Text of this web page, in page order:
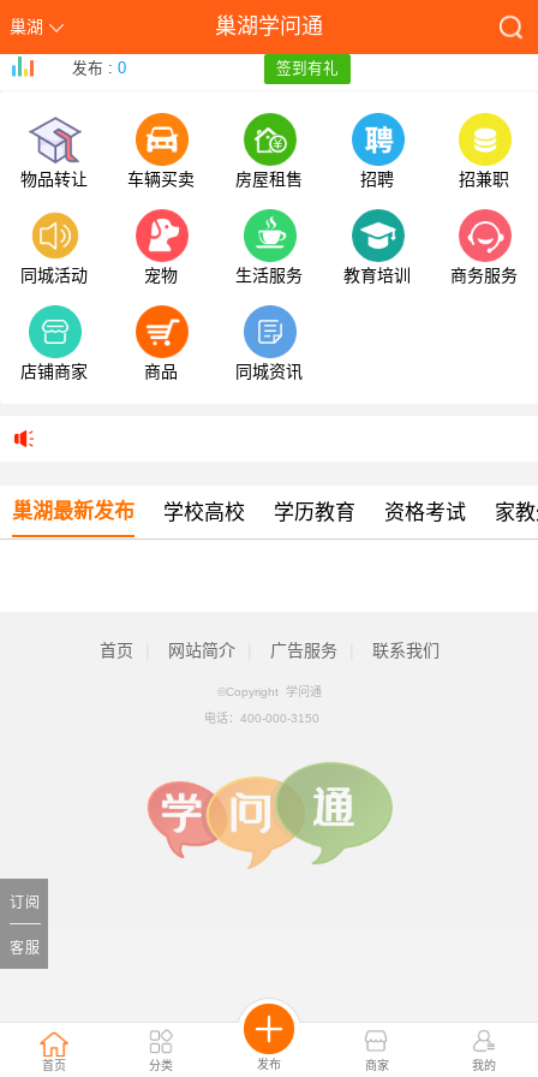
巢湖 巢湖学问通
首页 分类 发布 商家 我的
发布 :0 签到有礼
物品转让 车辆买卖 房屋租售 招聘 招兼职
同城活动 宠物 生活服务 教育培训 商务服务
店铺商家 商品 同城资讯
巢湖最新发布 学校高校 学历教育 资格考试 家
订阅
客服
首页 网站简介 广告服务 联系我们
©Copyright 学问通
电话： 400-000-3150